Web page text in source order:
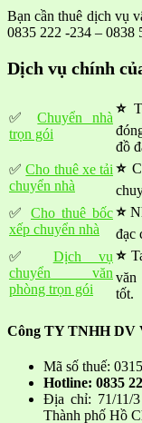
Bạn cần thuê dịch vụ
0835 222 -234 – 0838
Dịch vụ chính
✅Chuyển nhà
trọn gói
⭐
đồ
✅Cho thuê xe tải
chuyển nhà
⭐
✅ Cho thuê bốc
xếp chuyển nhà
⭐
đạc
✅ Dịch vụ
chuyển văn
phòng trọn gói
⭐
văn
tốt.
Công TY TNHH
Mã số thuế:
Hotline: 0835
Địa chỉ: 71/11/
Thành phố Hồ